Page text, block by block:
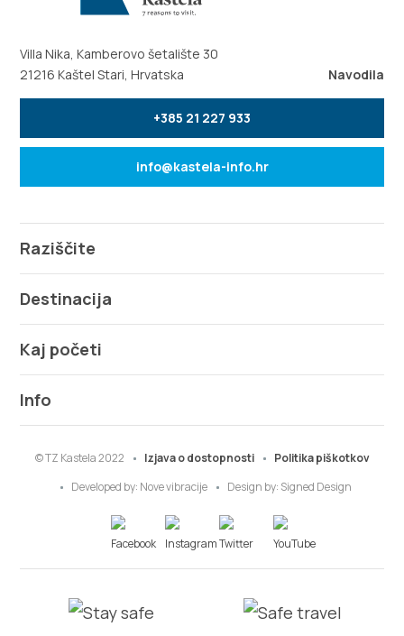
Villa Nika, Kamberovo šetalište 30
21216 Kaštel Stari, Hrvatska
Navodila
+385 21 227 933
info@kastela-info.hr
Raziščite
Destinacija
Kaj početi
Info
© TZ Kastela 2022 Izjava o dostopnosti
Politika piškotkov
Developed by: Nove vibracije Design by: Signed Design